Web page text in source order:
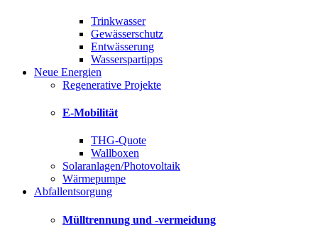
Trinkwasser
Gewässerschutz
Entwässerung
Wasserspartipps
Neue Energien
Regenerative Projekte
E-Mobilität
THG-Quote
Wallboxen
Solaranlagen/Photovoltaik
Wärmepumpe
Abfallentsorgung
Mülltrennung und -vermeidung